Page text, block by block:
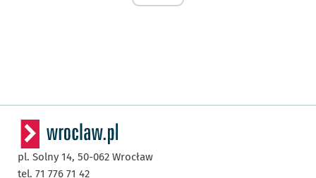
pl. Solny 14, 50-062 Wrocław
tel. 71 776 71 42